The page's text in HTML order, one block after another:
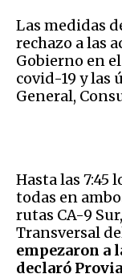
Las medidas
rechazo a las
Gobierno en
covid-19 y las
General,
Hasta las 7:45
todas en
rutas CA-9
Transversal
empezaron a
declaró